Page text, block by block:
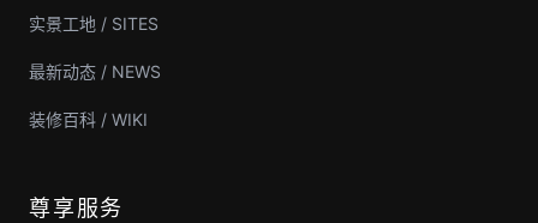
实景工地 / SITES
最新动态 / NEWS
装修百科 / WIKI
尊享服务